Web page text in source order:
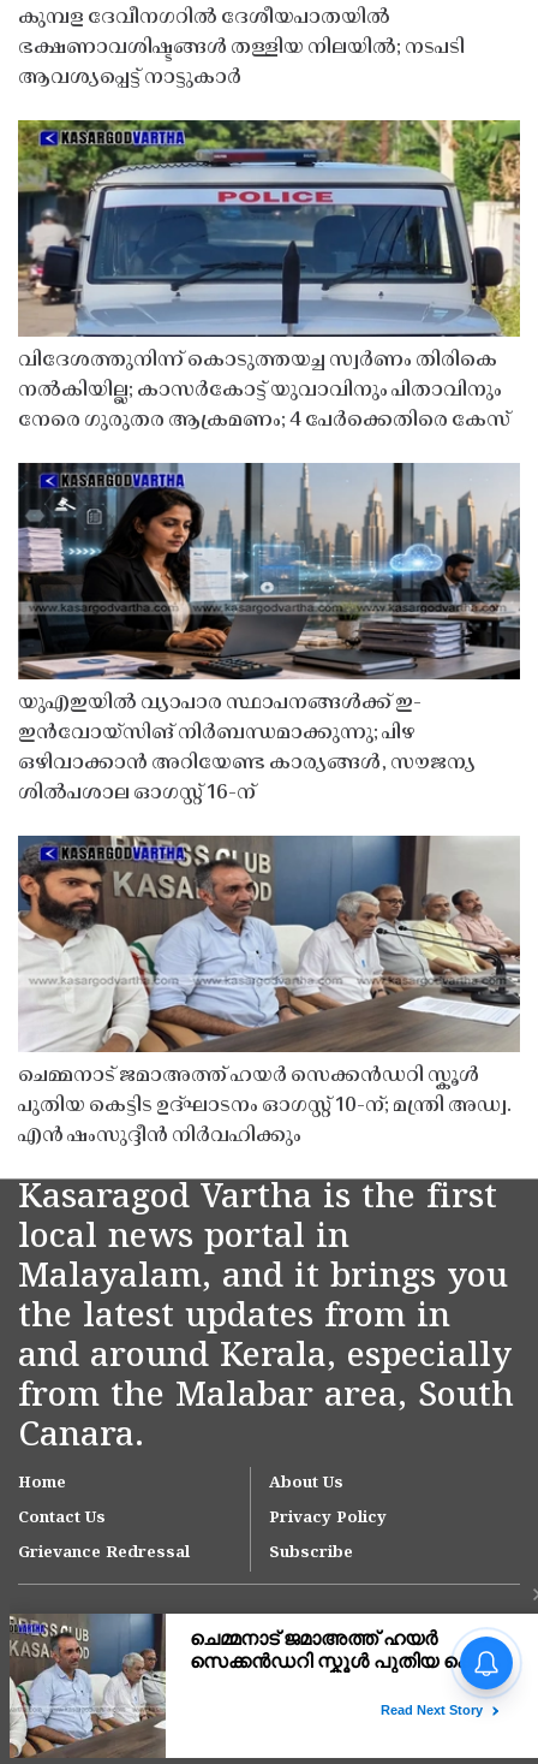
കുമ്പള ദേവീനഗറിൽ ദേശീയപാതയിൽ
ഭക്ഷണാവശിഷ്ടങ്ങൾ തള്ളിയ നിലയിൽ; നടപടി
ആവശ്യപ്പെട്ട് നാട്ടുകാർ
വിദേശത്തുനിന്ന് കൊടുത്തയച്ച സ്വർണം തിരികെ
നൽകിയില്ല; കാസർകോട്ട് യുവാവിനും പിതാവിനും
നേരെ ഗുരുതര ആക്രമണം; 4 പേർക്കെതിരെ കേസ്
യുഎഇയിൽ വ്യാപാര സ്ഥാപനങ്ങൾക്ക് ഇ-
ഇൻവോയ്സിങ് നിർബന്ധമാക്കുന്നു; പിഴ
ഒഴിവാക്കാൻ അറിയേണ്ട കാര്യങ്ങൾ, സൗജന്യ
ശിൽപശാല ഓഗസ്റ്റ് 16-ന്
ചെമ്മനാട് ജമാഅത്ത് ഹയർ സെക്കൻഡറി സ്കൂൾ
പുതിയ കെട്ടിട ഉദ്ഘാടനം ഓഗസ്റ്റ് 10-ന്; മന്ത്രി അഡ്വ.
എൻ ഷംസുദ്ദീൻ നിർവഹിക്കും
Kasaragod Vartha is the first
local news portal in
Malayalam, and it brings you
the latest updates from in
and around Kerala, especially
from the Malabar area, South
Canara.
Home
About Us
Contact Us
Privacy Policy
Grievance Redressal
Subscribe
Copyright © 2007-